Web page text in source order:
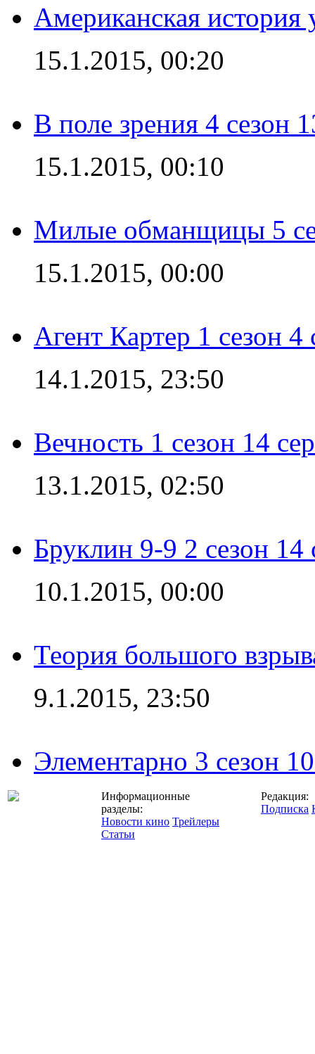
Американская история
15.1.2015, 00:20
В поле зрения 4 сезон
15.1.2015, 00:10
Милые обманщицы 5
15.1.2015, 00:00
Агент Картер 1 сезон 4
14.1.2015, 23:50
Вечность 1 сезон 14
13.1.2015, 02:50
Бруклин 9-9 2 сезон 14
10.1.2015, 00:00
Теория большого
9.1.2015, 23:50
Элементарно 3 сезон
Информационные
разделы:
Новости кино Трейлеры
Статьи
Редакция:
Подписка